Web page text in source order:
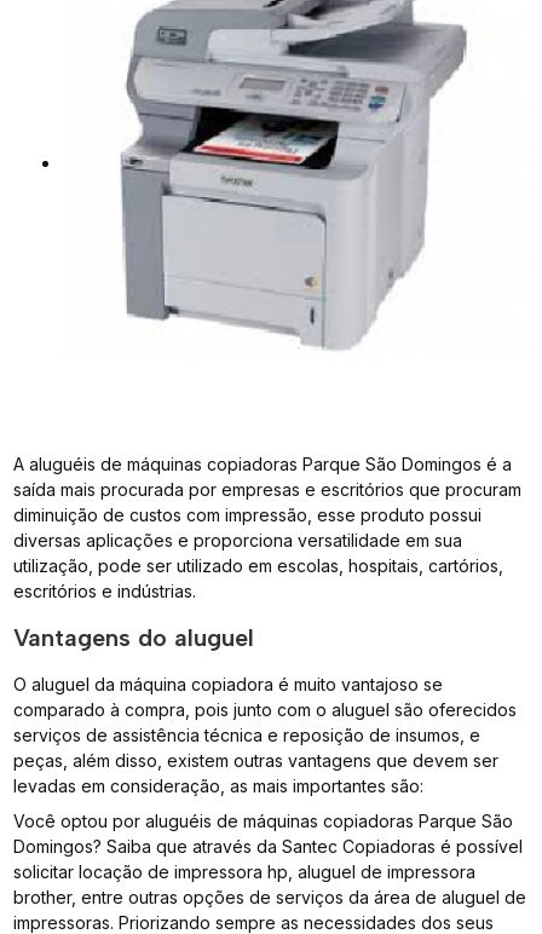
A aluguéis de máquinas copiadoras Parque São Domingos é a
saída mais procurada por empresas e escritórios que procuram
diminuição de custos com impressão, esse produto possui
diversas aplicações e proporciona versatilidade em sua
utilização, pode ser utilizado em escolas, hospitais, cartórios,
escritórios e indústrias.
Vantagens do aluguel
O aluguel da máquina copiadora é muito vantajoso se
comparado à compra, pois junto com o aluguel são oferecidos
serviços de assistência técnica e reposição de insumos, e
peças, além disso, existem outras vantagens que devem ser
levadas em consideração, as mais importantes são:
Você optou por aluguéis de máquinas copiadoras Parque São
Domingos? Saiba que através da Santec Copiadoras é possível
solicitar locação de impressora hp, aluguel de impressora
brother, entre outras opções de serviços da área de aluguel de
impressoras. Priorizando sempre as necessidades dos seus